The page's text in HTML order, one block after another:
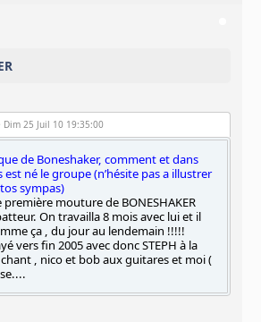
25 Juil 10 19:35:00
de Boneshaker, comment et dans
né le groupe (n’hésite pas a illustrer
sympas)
mouture de BONESHAKER
On travailla 8 mois avec lui et il
ça , du jour au lendemain !!!!!
vers fin 2005 avec donc STEPH à la
, nico et bob aux guitares et moi (